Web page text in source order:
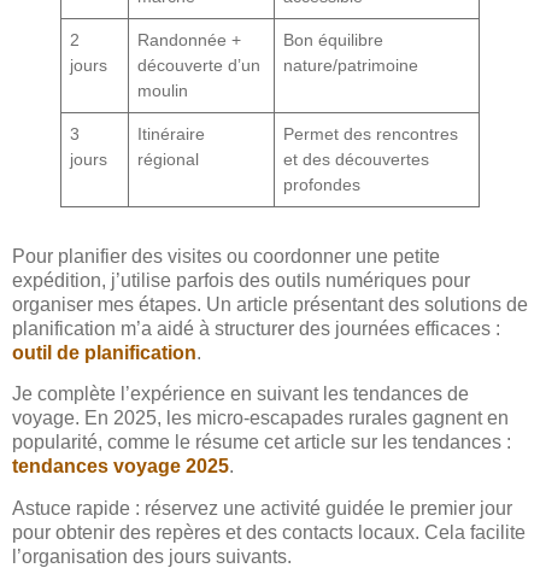
2
jours
Randonnée +
découverte d’un
moulin
Bon équilibre
nature/patrimoine
3
jours
Itinéraire
régional
Permet des rencontres
et des découvertes
profondes
Pour planifier des visites ou coordonner une petite
expédition, j’utilise parfois des outils numériques pour
organiser mes étapes. Un article présentant des solutions de
planification m’a aidé à structurer des journées efficaces :
outil de planification.
Je complète l’expérience en suivant les tendances de
voyage. En 2025, les micro-escapades rurales gagnent en
popularité, comme le résume cet article sur les tendances :
tendances voyage 2025.
Astuce rapide : réservez une activité guidée le premier jour
pour obtenir des repères et des contacts locaux. Cela facilite
l’organisation des jours suivants.